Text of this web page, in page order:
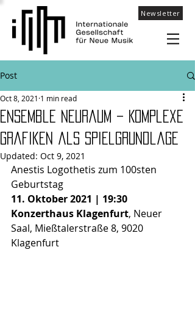
Newsletter
Post
Ensemble NeuRaum – Komplexe
Grafiken als Spielgrundlage
Oct 8, 2021 1 min read
Updated: Oct 9, 2021
Anestis Logothetis zum 100sten
Geburtstag
11. Oktober 2021 | 19:30
Konzerthaus Klagenfurt, Neuer
Saal, Mießtalerstraße 8, 9020
Klagenfurt